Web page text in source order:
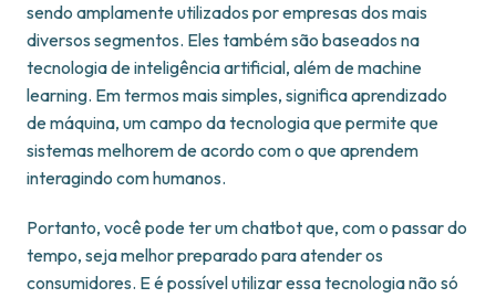
sendo amplamente utilizados por empresas dos mais
diversos segmentos. Eles também são baseados na
tecnologia de inteligência artificial, além de machine
learning. Em termos mais simples, significa aprendizado
de máquina, um campo da tecnologia que permite que
sistemas melhorem de acordo com o que aprendem
interagindo com humanos.
Portanto, você pode ter um chatbot que, com o passar do
tempo, seja melhor preparado para atender os
consumidores. E é possível utilizar essa tecnologia não só